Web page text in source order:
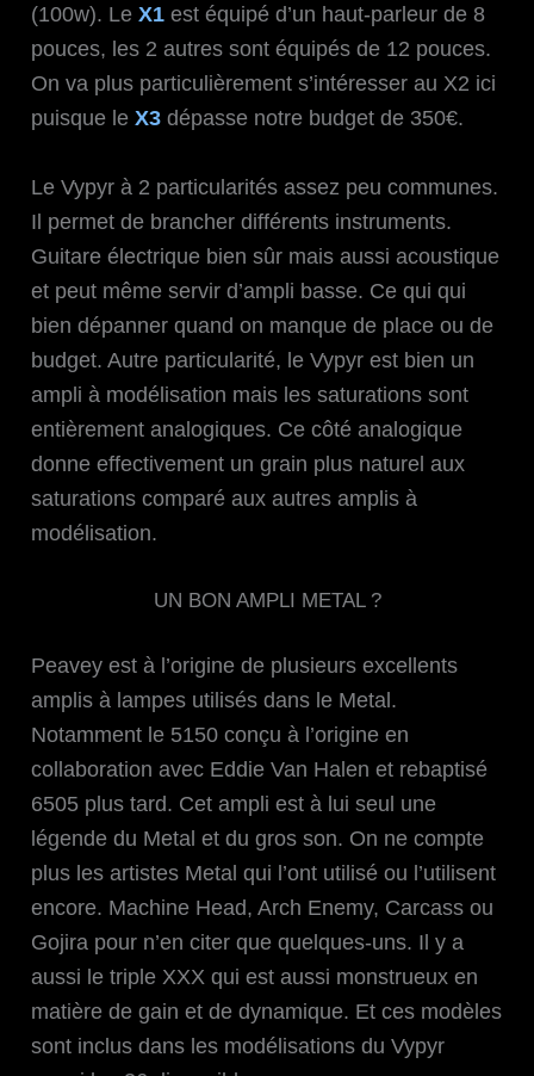
(100w). LeX1 est équipé d’un haut-parleur de 8
pouces, les 2 autres sont équipés de 12 pouces.
On va plus particulièrement s’intéresser au X2 ici
puisque le X3 dépasse notre budget de 350€.
Le Vypyr à 2 particularités assez peu communes.
Il permet de brancher différents instruments.
Guitare électrique bien sûr mais aussi acoustique
et peut même servir d’ampli basse. Ce qui qui
bien dépanner quand on manque de place ou de
budget. Autre particularité, le Vypyr est bien un
ampli à modélisation mais les saturations sont
entièrement analogiques. Ce côté analogique
donne effectivement un grain plus naturel aux
saturations comparé aux autres amplis à
modélisation.
UN BON AMPLI METAL ?
Peavey est à l’origine de plusieurs excellents
amplis à lampes utilisés dans le Metal.
Notamment le 5150 conçu à l’origine en
collaboration avec Eddie Van Halen et rebaptisé
6505 plus tard. Cet ampli est à lui seul une
légende du Metal et du gros son. On ne compte
plus les artistes Metal qui l’ont utilisé ou l’utilisent
encore. Machine Head, Arch Enemy, Carcass ou
Gojira pour n’en citer que quelques-uns. Il y a
aussi le triple XXX qui est aussi monstrueux en
matière de gain et de dynamique. Et ces modèles
sont inclus dans les modélisations du Vypyr